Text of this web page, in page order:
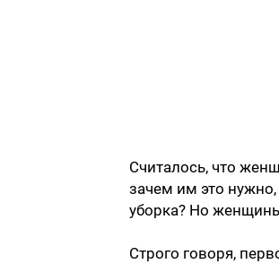
Считалось, что
зачем им это нужно,
уборка? Но
Строго говоря,